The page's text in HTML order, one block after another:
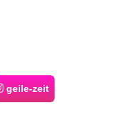
geile-zeit